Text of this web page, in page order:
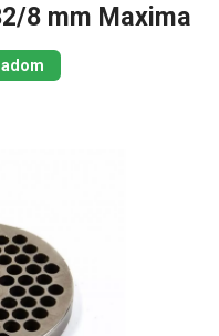
8 mm Maxima